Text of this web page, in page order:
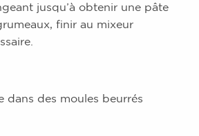
jusqu’à obtenir une pâte
finir au mixeur
dans des moules beurrés